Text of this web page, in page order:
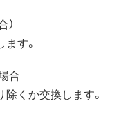
す。
合
くか交換します。